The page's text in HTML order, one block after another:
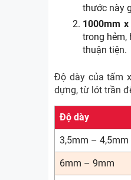
thước này
1000mm
trong hẻm,
thuận tiện.
Độ dày của tấm
dựng, từ lót trần
Độ dày
3,5mm – 4,5mm
6mm – 9mm